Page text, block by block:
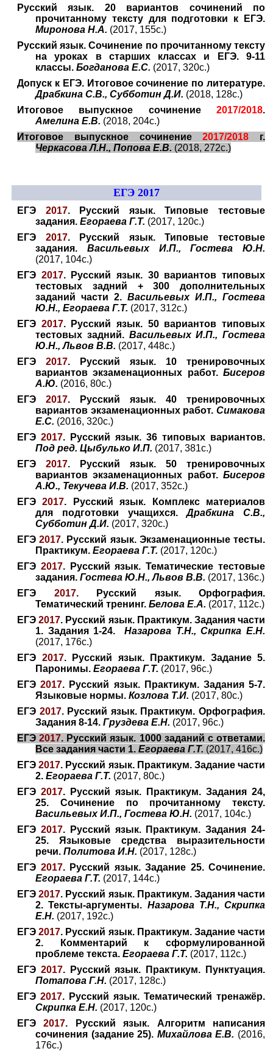
Русский язык. 20 вариантов сочинений по
прочитанному тексту для подготовки к ЕГЭ.
Миронова Н.А. (2017, 155с.)
Русский язык. Сочинение по прочитанному тексту
на уроках в старших классах и ЕГЭ. 9-11
классы. Богданова Е.С. (2017, 320с.)
Допуск к ЕГЭ. Итоговое сочинение по литературе.
Драбкина С.В., Субботин Д.И. (2018, 128с.)
Итоговое выпускное сочинение 2017/2018.
Амелина Е.В. (2018, 204с.)
Итоговое выпускное сочинение2017/2018 г.
Черкасова Л.Н., Попова Е.В. (2018, 272с.)
ЕГЭ 2017
ЕГЭ 2017. Русский язык. Типовые тестовые
задания. Егораева Г.Т. (2017, 120с.)
ЕГЭ 2017. Русский язык. Типовые тестовые
задания. Васильевых И.П., Гостева Ю.Н.
(2017, 104с.)
ЕГЭ 2017. Русский язык. 30 вариантов типовых
тестовых задний + 300 дополнительных
заданий части 2. Васильевых И.П., Гостева
Ю.Н., Егораева Г.Т. (2017, 312с.)
ЕГЭ 2017. Русский язык. 50 вариантов типовых
тестовых задний. Васильевых И.П., Гостева
Ю.Н., Львов В.В. (2017, 448с.)
ЕГЭ 2017. Русский язык. 10 тренировочных
вариантов экзаменационных работ. Бисеров
А.Ю. (2016, 80с.)
ЕГЭ 2017. Русский язык. 40 тренировочных
вариантов экзаменационных работ. Симакова
Е.С. (2016, 320с.)
ЕГЭ 2017. Русский язык. 36 типовых вариантов.
Под ред. Цыбулько И.П. (2017, 381с.)
ЕГЭ 2017. Русский язык. 50 тренировочных
вариантов экзаменационных работ. Бисеров
А.Ю., Текучева И.В. (2017, 352с.)
ЕГЭ2017. Русский язык. Комплекс материалов
для подготовки учащихся.Драбкина С.В.,
Субботин Д.И. (2017, 320с.)
ЕГЭ2017. Русский язык. Экзаменационные тесты.
Практикум. Егораева Г.Т. (2017, 120с.)
ЕГЭ 2017. Русский язык. Тематические тестовые
задания. Гостева Ю.Н., Львов В.В. (2017, 136с.)
ЕГЭ 2017. Русский язык. Орфография.
Тематический тренинг. Белова Е.А. (2017, 112с.)
ЕГЭ2017. Русский язык. Практикум. Задания части
1. Задания 1-24.Назарова Т.Н., Скрипка Е.Н.
(2017, 176с.)
ЕГЭ 2017. Русский язык. Практикум. Задание 5.
Паронимы. Егораева Г.Т. (2017, 96с.)
ЕГЭ2017. Русский язык. Практикум. Задания 5-7.
Языковые нормы. Козлова Т.И. (2017, 80с.)
ЕГЭ 2017. Русский язык. Практикум. Орфография.
Задания 8-14. Груздева Е.Н. (2017, 96с.)
ЕГЭ2017. Русский язык. 1000 заданий с ответами.
Все задания части 1. Егораева Г.Т. (2017, 416с.)
ЕГЭ2017. Русский язык. Практикум. Задание части
2. Егораева Г.Т. (2017, 80с.)
ЕГЭ 2017. Русский язык. Практикум. Задания 24,
25. Сочинение по прочитанному тексту.
Васильевых И.П., Гостева Ю.Н. (2017, 104с.)
ЕГЭ 2017. Русский язык. Практикум. Задания 24-
25. Языковые средства выразительности
речи. Политова И.Н. (2017, 128с.)
ЕГЭ 2017. Русский язык. Задание 25. Сочинение.
Егораева Г.Т. (2017, 144с.)
ЕГЭ2017. Русский язык. Практикум. Задания части
2. Тексты-аргументы. Назарова Т.Н., Скрипка
Е.Н. (2017, 192с.)
ЕГЭ2017. Русский язык. Практикум. Задание части
2. Комментарий к сформулированной
проблеме текста. Егораева Г.Т. (2017, 112с.)
ЕГЭ 2017. Русский язык. Практикум. Пунктуация.
Потапова Г.Н. (2017, 128с.)
ЕГЭ 2017. Русский язык. Тематический тренажёр.
Скрипка Е.Н. (2017, 120с.)
ЕГЭ2017. Русский язык. Алгоритм написания
сочинения (задание 25). Михайлова Е.В. (2016,
176с.)